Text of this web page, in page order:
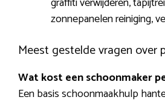
zonnepanelen reiniging,
Meest gestelde vragen over
Wat kost een schoonmaker
Een basis schoonmaakhulp